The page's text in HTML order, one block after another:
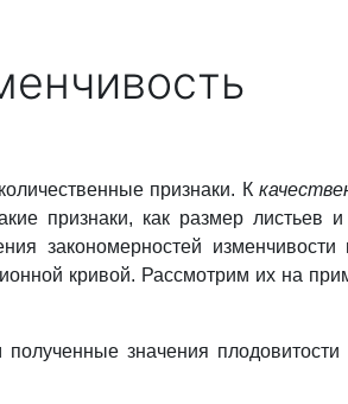
признаки. К
признаки, как размер листьев
закономерностей изменчивости
кривой. Рассмотрим их на
значения плодовитости